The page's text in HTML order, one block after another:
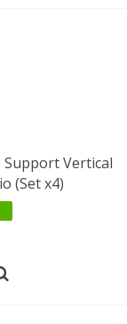
Support Vertical
(Set x4)